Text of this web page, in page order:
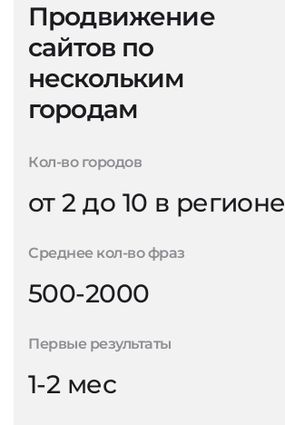
Продвижение
сайтов по
нескольким
городам
Кол-во городов
от 2 до 10 в регионе
Среднее кол-во фраз
500-2000
Первые результаты
1-2 мес